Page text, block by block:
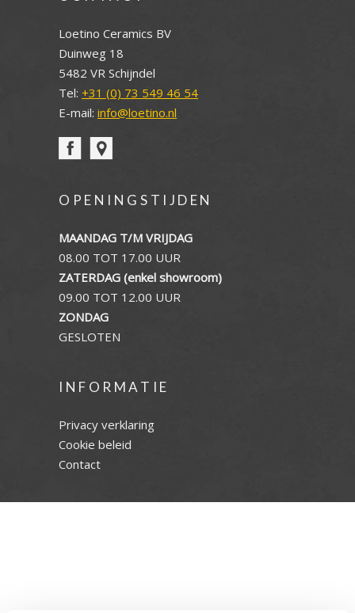
Loetino Ceramics BV
Duinweg 18
5482 VR Schijndel
Tel: +31 (0) 73 549 46 54
E-mail: info@loetino.nl
OPENINGSTIJDEN
MAANDAG T/M VRIJDAG
08.00 TOT 17.00 UUR
ZATERDAG (enkel showroom)
09.00 TOT 12.00 UUR
ZONDAG
GESLOTEN
INFORMATIE
Privacy verklaring
Cookie beleid
Contact